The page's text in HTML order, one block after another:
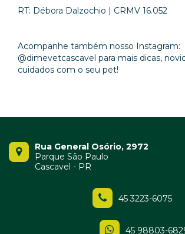
RT: Débora Dalzochio | CRMV 16.052
Acompanhe também nosso Instagram:
@dimevetcascavel para mais dicas,
cuidados com o seu pet!
Rua General Osório, 2972
Parque São Paulo
Cascavel - PR
45 3223-6075
45 98803-